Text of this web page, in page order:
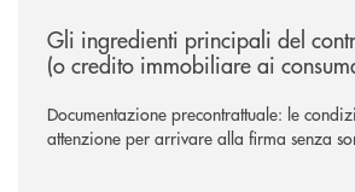
Gli ingredienti principali del
(o credito immobiliare ai
Documentazione precontrattuale: le
attenzione per arrivare alla firma senza